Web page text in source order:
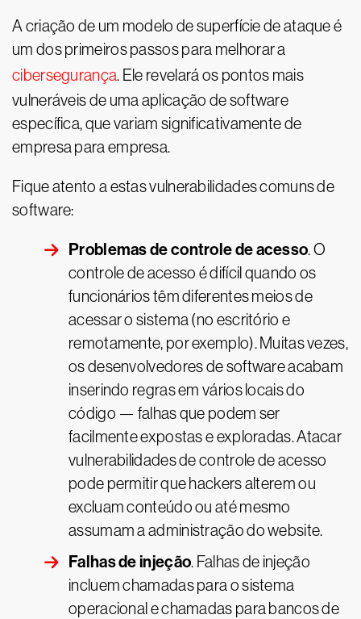
A criação de um modelo de superfície de ataque é
um dos primeiros passos para melhorar a
cibersegurança. Ele revelará os pontos mais
vulneráveis de uma aplicação de software
específica, que variam significativamente de
empresa para empresa.
Fique atento a estas vulnerabilidades comuns de
software:
Problemas de controle de acesso. O
controle de acesso é difícil quando os
funcionários têm diferentes meios de
acessar o sistema (no escritório e
remotamente, por exemplo). Muitas vezes,
os desenvolvedores de software acabam
inserindo regras em vários locais do
código — falhas que podem ser
facilmente expostas e exploradas. Atacar
vulnerabilidades de controle de acesso
pode permitir que hackers alterem ou
excluam conteúdo ou até mesmo
assumam a administração do website.
Falhas de injeção. Falhas de injeção
incluem chamadas para o sistema
operacional e chamadas para bancos de